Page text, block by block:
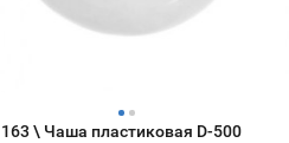
163 \ Чаша пластиковая D-500